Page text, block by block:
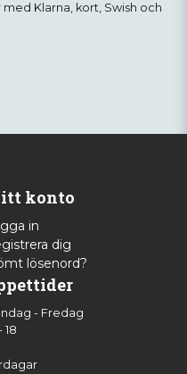
Klarna, kort, Swish och
konto
in
dig
lösenord?
- Fredag
18